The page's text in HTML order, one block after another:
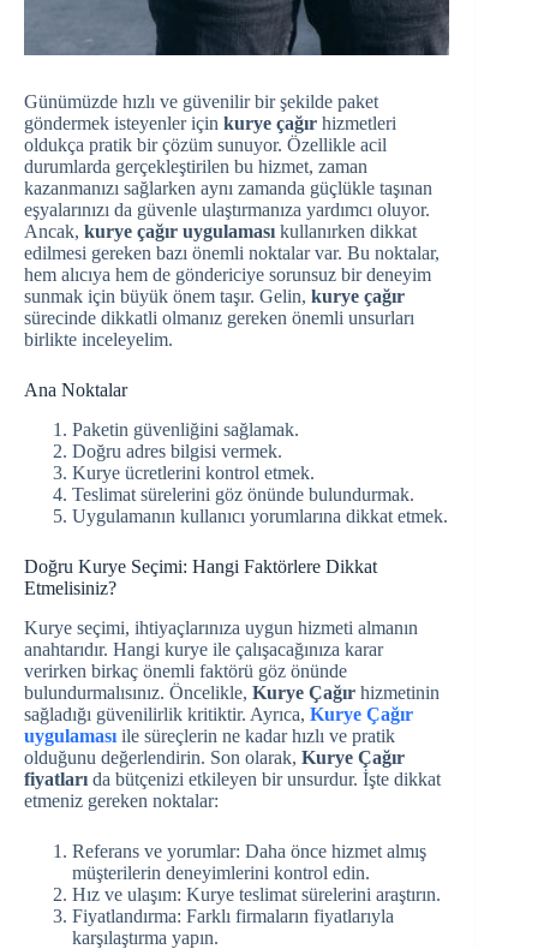
Günümüzde hızlı ve güvenilir bir şekilde paket
göndermek isteyenler için kurye çağır hizmetleri
oldukça pratik bir çözüm sunuyor. Özellikle acil
durumlarda gerçekleştirilen bu hizmet, zaman
kazanmanızı sağlarken aynı zamanda güçlükle taşınan
eşyalarınızı da güvenle ulaştırmanıza yardımcı oluyor.
Ancak, kurye çağır uygulaması kullanırken dikkat
edilmesi gereken bazı önemli noktalar var. Bu noktalar,
hem alıcıya hem de göndericiye sorunsuz bir deneyim
sunmak için büyük önem taşır. Gelin, kurye çağır
sürecinde dikkatli olmanız gereken önemli unsurları
birlikte inceleyelim.
Ana Noktalar
Paketin güvenliğini sağlamak.
Doğru adres bilgisi vermek.
Kurye ücretlerini kontrol etmek.
Teslimat sürelerini göz önünde bulundurmak.
Uygulamanın kullanıcı yorumlarına dikkat etmek.
Doğru Kurye Seçimi: Hangi Faktörlere Dikkat
Etmelisiniz?
Kurye seçimi, ihtiyaçlarınıza uygun hizmeti almanın
anahtarıdır. Hangi kurye ile çalışacağınıza karar
verirken birkaç önemli faktörü göz önünde
bulundurmalısınız. Öncelikle, Kurye Çağır hizmetinin
sağladığı güvenilirlik kritiktir. Ayrıca, Kurye Çağır
uygulaması ile süreçlerin ne kadar hızlı ve pratik
olduğunu değerlendirin. Son olarak, Kurye Çağır
fiyatları da bütçenizi etkileyen bir unsurdur. İşte dikkat
etmeniz gereken noktalar:
Referans ve yorumlar: Daha önce hizmet almış
müşterilerin deneyimlerini kontrol edin.
Hız ve ulaşım: Kurye teslimat sürelerini araştırın.
Fiyatlandırma: Farklı firmaların fiyatlarıyla
karşılaştırma yapın.